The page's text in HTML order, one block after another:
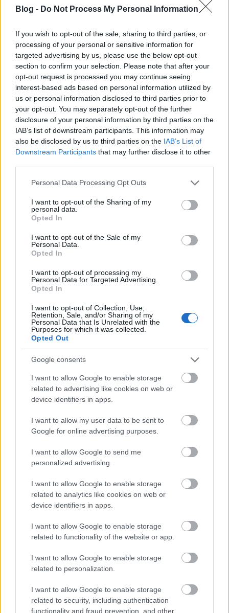
Blog - Do Not Process My Personal Information
If you wish to opt-out of the sale, sharing to third parties, or
processing of your personal or sensitive information for
targeted advertising by us, please use the below opt-out
section to confirm your selection. Please note that after your
opt-out request is processed you may continue seeing
interest-based ads based on personal information utilized by
us or personal information disclosed to third parties prior to
your opt-out. You may separately opt-out of the further
disclosure of your personal information by third parties on the
IAB’s list of downstream participants. This information may
also be disclosed by us to third parties on the IAB’s List of
Downstream Participants that may further disclose it to other
Please note that this website/app uses one or more Google
not limited to your visit or usage behaviour. You may click to
grant or deny consent to Google and its third-party tags to
use your data for below specified purposes in below Google
consent section.
Personal Data Processing Opt Outs
I want to opt-out of the Sharing of my
personal data.
Opted In
I want to opt-out of the Sale of my
Personal Data.
Opted In
I want to opt-out of processing my
Personal Data for Targeted Advertising.
Opted In
I want to opt-out of Collection, Use,
Retention, Sale, and/or Sharing of my
Personal Data that Is Unrelated with the
Purposes for which it was collected.
Opted Out
Google consents
I want to allow Google to enable storage
related to advertising like cookies on web or
device identifiers in apps.
I want to allow my user data to be sent to
Google for online advertising purposes.
I want to allow Google to send me
personalized advertising.
I want to allow Google to enable storage
related to analytics like cookies on web or
device identifiers in apps.
I want to allow Google to enable storage
related to functionality of the website or app.
I want to allow Google to enable storage
related to personalization.
I want to allow Google to enable storage
related to security, including authentication
functionality and fraud prevention, and other
szinkronhangok: x-men: sötét főnix
szinkronhangok: éretlenségi
szinkronhangok: john wick, 3. felvonás –
Szólj hozzá!
VAGY
12 éve
Hát nem tudom. Engem nem győzött meg. Nem
tudom felfogni hogy lehet ebből egy valóban
játszható, értékelhető játék, ami leköt 6-8 órára és
nem válik monotonná. Ezzel a branddel már annyi
rosszat tettek, hogy én már a minimális bizalmat is
épp hogy megadom.
Zalaba_Ferenc
@Lavmitendor: Valószínűleg Ripley lányának nem
csak egy idegennel gyűlik meg a baja, vele viszont